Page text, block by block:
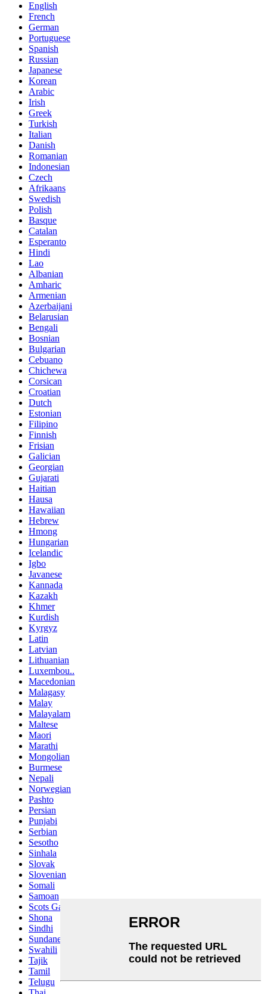
English
French
German
Portuguese
Spanish
Russian
Japanese
Korean
Arabic
Irish
Greek
Turkish
Italian
Danish
Romanian
Indonesian
Czech
Afrikaans
Swedish
Polish
Basque
Catalan
Esperanto
Hindi
Lao
Albanian
Amharic
Armenian
Azerbaijani
Belarusian
Bengali
Bosnian
Bulgarian
Cebuano
Chichewa
Corsican
Croatian
Dutch
Estonian
Filipino
Finnish
Frisian
Galician
Georgian
Gujarati
Haitian
Hausa
Hawaiian
Hebrew
Hmong
Hungarian
Icelandic
Igbo
Javanese
Kannada
Kazakh
Khmer
Kurdish
Kyrgyz
Latin
Latvian
Lithuanian
Luxembou..
Macedonian
Malagasy
Malay
Malayalam
Maltese
Maori
Marathi
Mongolian
Burmese
Nepali
Norwegian
Pashto
Persian
Punjabi
Serbian
Sesotho
Sinhala
Slovak
Slovenian
Somali
Samoan
Scots Gaelic
Shona
Sindhi
Sundanese
Swahili
Tajik
Tamil
Telugu